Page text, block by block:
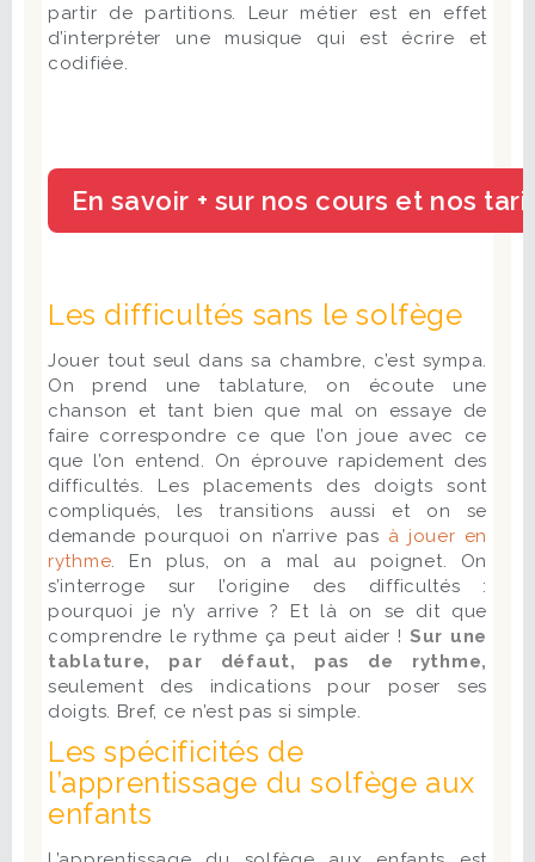
partir de partitions. Leur métier est en effet
d’interpréter une musique qui est écrire et
codifiée.
Les difficultés sans le solfège
Jouer tout seul dans sa chambre, c’est sympa.
On prend une tablature, on écoute une
chanson et tant bien que mal on essaye de
faire correspondre ce que l’on joue avec ce
que l’on entend. On éprouve rapidement des
difficultés. Les placements des doigts sont
compliqués, les transitions aussi et on se
demande pourquoi on n’arrive pas à jouer en
rythme. En plus, on a mal au poignet. On
s’interroge sur l’origine des difficultés :
pourquoi je n’y arrive ? Et là on se dit que
comprendre le rythme ça peut aider ! Sur une
tablature, par défaut, pas de rythme,
seulement des indications pour poser ses
doigts. Bref, ce n’est pas si simple.
Les spécificités de
l’apprentissage du solfège aux
enfants